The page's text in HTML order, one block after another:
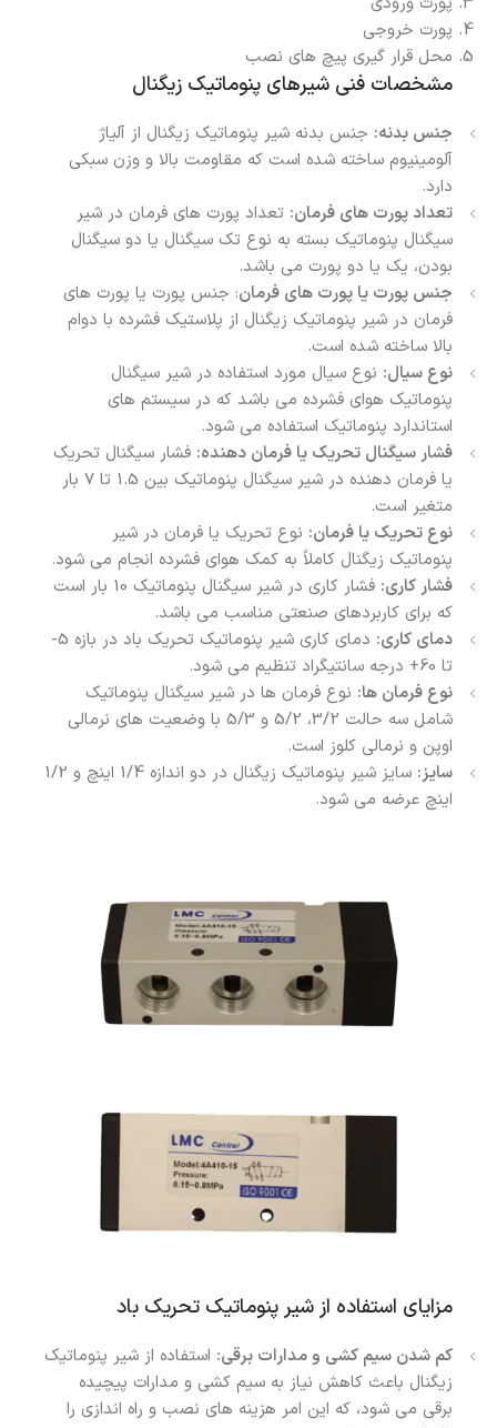
پورت خروجی
محل قرار گیری پیچ های نصب
مشخصات فنی شیرهای پنوماتیک زیگنال
جنس بدنه: جنس بدنه شیر پنوماتیک زیگنال از آلیاژ
آلومینیوم ساخته شده است که مقاومت بالا و وزن سبکی
دارد.
تعداد پورت های فرمان: تعداد پورت های فرمان در شیر
سیگنال پنوماتیک بسته به نوع تک سیگنال یا دو سیگنال
بودن، یک یا دو پورت می باشد.
جنس پورت یا پورت های فرمان: جنس پورت یا پورت های
فرمان در شیر پنوماتیک زیگنال از پلاستیک فشرده با دوام
بالا ساخته شده است.
نوع سیال: نوع سیال مورد استفاده در شیر سیگنال
پنوماتیک هوای فشرده می باشد که در سیستم های
استاندارد پنوماتیک استفاده می شود.
فشار سیگنال تحریک یا فرمان دهنده: فشار سیگنال تحریک
یا فرمان دهنده در شیر سیگنال پنوماتیک بین 1.5 تا 7 بار
متغیر است.
نوع تحریک یا فرمان: نوع تحریک یا فرمان در شیر
پنوماتیک زیگنال کاملاً به کمک هوای فشرده انجام می شود.
فشار کاری:
فشار کاری در شیر سیگنال پنوماتیک 10 بار است
که برای کاربردهای صنعتی مناسب می باشد.
دمای کاری:
دمای کاری شیر پنوماتیک تحریک باد در بازه 5-
تا 60+ درجه سانتیگراد تنظیم می شود.
نوع فرمان ها: نوع فرمان ها در شیر سیگنال پنوماتیک
شامل سه حالت 3/2، 5/2 و 5/3 با وضعیت های نرمالی
اوپن و نرمالی کلوز است.
سایز:
سایز شیر پنوماتیک زیگنال در دو اندازه 1/4 اینچ و 1/2
اینچ عرضه می شود.
مزایای استفاده از شیر پنوماتیک تحریک باد
کم شدن سیم کشی و مدارات برقی: استفاده از شیر پنوماتیک
زیگنال باعث کاهش نیاز به سیم کشی و مدارات پیچیده
برقی می شود، که این امر هزینه های نصب و راه اندازی را